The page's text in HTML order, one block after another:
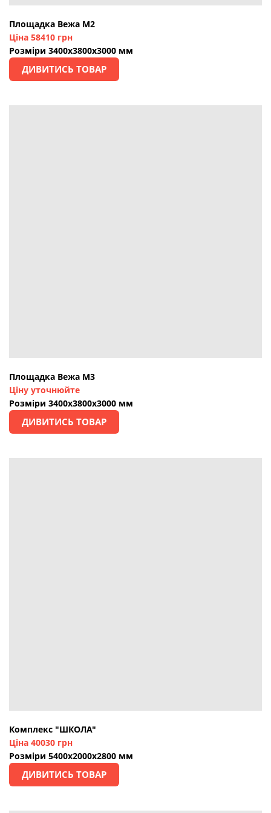
Площадка Вежа М2
Ціна 58410 грн
Розміри 3400х3800х3000 мм
ДИВИТИСЬ ТОВАР
Площадка Вежа М3
Ціну уточнюйте
Розміри 3400х3800х3000 мм
ДИВИТИСЬ ТОВАР
Комплекс "ШКОЛА"
Ціна 40030 грн
Розміри 5400х2000х2800 мм
ДИВИТИСЬ ТОВАР